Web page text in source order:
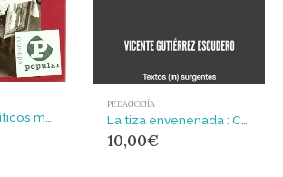
PEDAGOGÍA
10,00€